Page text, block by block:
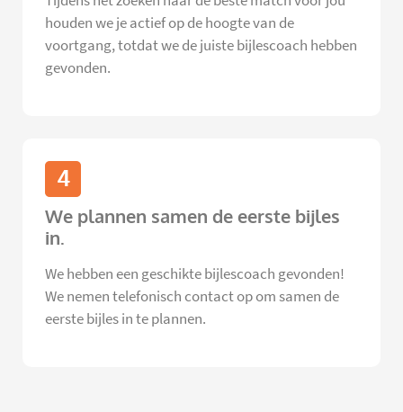
houden we je actief op de hoogte van de
voortgang, totdat we de juiste bijlescoach hebben
gevonden.
4
We plannen samen de eerste bijles
in.
We hebben een geschikte bijlescoach gevonden!
We nemen telefonisch contact op om samen de
eerste bijles in te plannen.